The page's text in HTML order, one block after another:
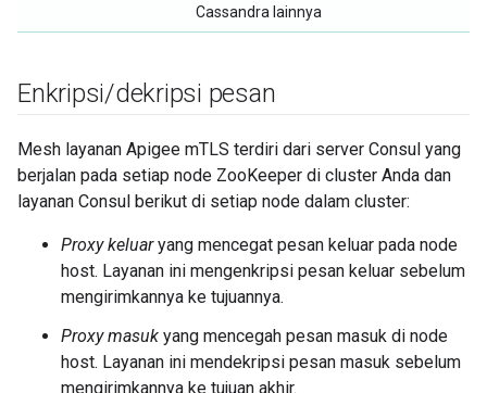
Cassandra lainnya
Enkripsi/dekripsi pesan
Mesh layanan Apigee mTLS terdiri dari server Consul yang
berjalan pada setiap node ZooKeeper di cluster Anda dan
layanan Consul berikut di setiap node dalam cluster:
Proxy keluaryang mencegat pesan keluar pada node
host. Layanan ini mengenkripsi pesan keluar sebelum
mengirimkannya ke tujuannya.
Proxy masuk yang mencegah pesan masuk di node
host. Layanan ini mendekripsi pesan masuk sebelum
mengirimkannya ke tujuan akhir.